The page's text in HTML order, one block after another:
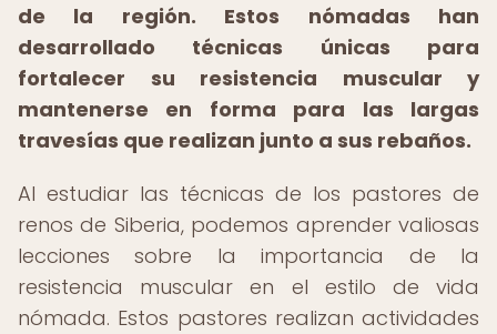
de la región. Estos nómadas han
desarrollado técnicas únicas para
fortalecer su resistencia muscular y
mantenerse en forma para las largas
travesías que realizan junto a sus rebaños.
Al estudiar las técnicas de los pastores de
renos de Siberia, podemos aprender valiosas
lecciones sobre la importancia de la
resistencia muscular en el estilo de vida
nómada. Estos pastores realizan actividades